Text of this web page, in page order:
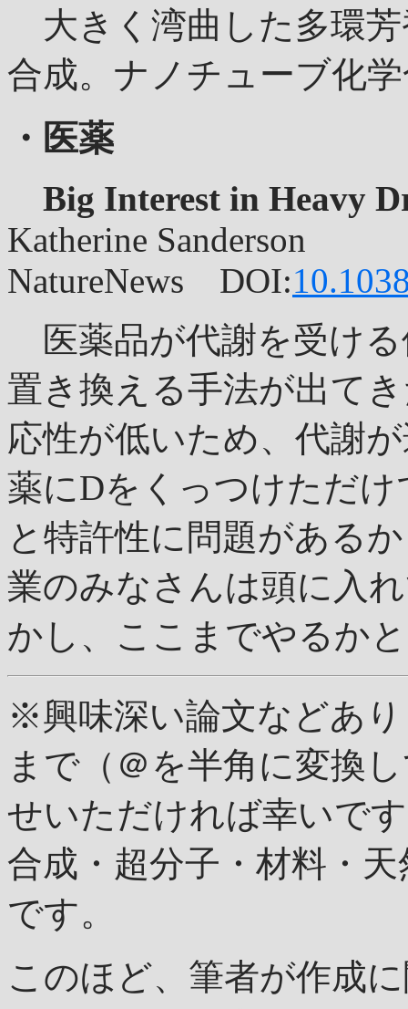
大きく湾曲した多環
合成。ナノチューブ化
・医薬
Big Interest in Heavy
Katherine Sanderson
NatureNews DOI:
医薬品が代謝を受ける
置き換える手法が出て
応性が低いため、代謝
薬にDをくっつけただ
と特許性に問題がある
業のみなさんは頭に入
かし、ここまでやるか
※興味深い論文などあ
まで（＠を半角に変換
せいただければ幸いで
合成・超分子・材料・
です。
このほど、筆者が作成